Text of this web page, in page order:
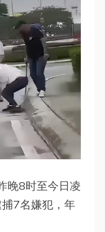
晚8时至今日凌
7名嫌犯，年